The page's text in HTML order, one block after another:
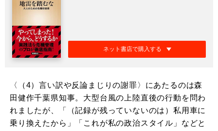
ネット書店で購入する
〈（4）言い訳や反論まじりの謝罪〉にあたるのは森
田健作千葉県知事。大型台風の上陸直後の行動を問わ
れましたが、「（記録が残っていないのは）私用車に
乗り換えたから」「これが私の政治スタイル」などと